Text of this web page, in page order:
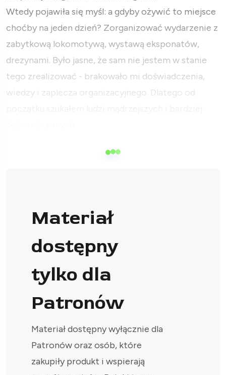
Wtedy pojawiła się myśl: a gdyby ożywić to miejsce
choćby na jeden dzień? Zorganizować wydarzenie z
zabytkową lokomotywą, wystawą eksponatów,
drezynami. Było jasne, że sam nie jestem w stanie
tego zrealizować - brakowało mi doświadczenia,
wiedzy i zaplecza organizacyjnego. Dlatego od
Materiał
dostępny
tylko dla
Patronów
Materiał dostępny wyłącznie dla
Patronów oraz osób, które
zakupiły produkt i wspierają